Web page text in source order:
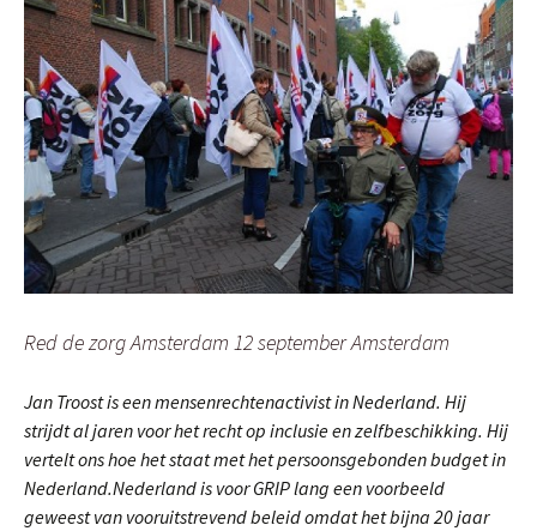
Red de zorg Amsterdam 12 september Amsterdam
Jan Troost is een mensenrechtenactivist in Nederland. Hij
strijdt al jaren voor het recht op inclusie en zelfbeschikking. Hij
vertelt ons hoe het staat met het persoonsgebonden budget in
Nederland.Nederland is voor GRIP lang een voorbeeld
geweest van vooruitstrevend beleid omdat het bijna 20 jaar